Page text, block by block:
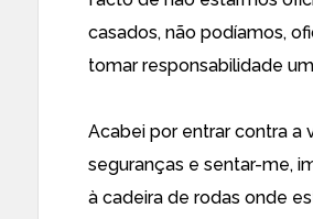
casados, não podíamos,
tomar responsabilidade
Acabei por entrar contra a
seguranças e sentar-me,
à cadeira de rodas onde